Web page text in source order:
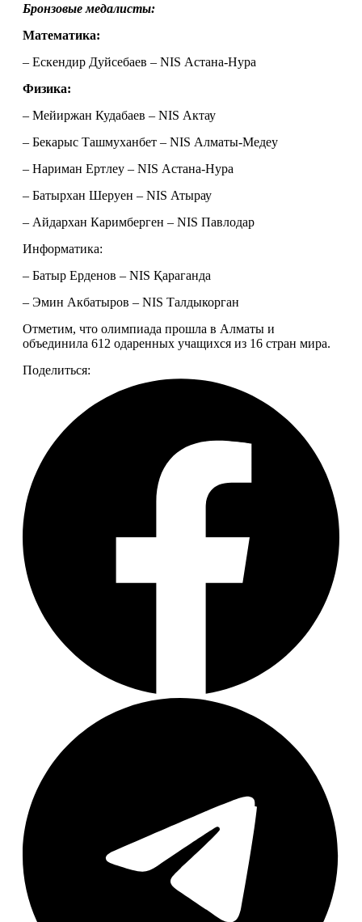
Бронзовые медалисты:
Математика:
– Ескендир Дуйсебаев – NIS Астана-Нура
Физика:
– Мейиржан Кудабаев – NIS Актау
– Бекарыс Ташмуханбет – NIS Алматы-Медеу
– Нариман Ертлеу – NIS Астана-Нура
– Батырхан Шеруен – NIS Атырау
– Айдархан Каримберген – NIS Павлодар
Информатика:
– Батыр Ерденов – NIS Қараганда
– Эмин Акбатыров – NIS Талдыкорган
Отметим, что олимпиада прошла в Алматы и
объединила 612 одаренных учащихся из 16 стран мира.
Поделиться: